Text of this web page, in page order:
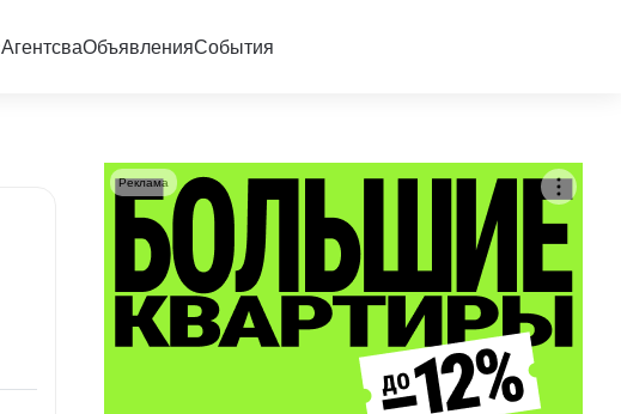
АгентсваОбъявленияСобытия
Реклама